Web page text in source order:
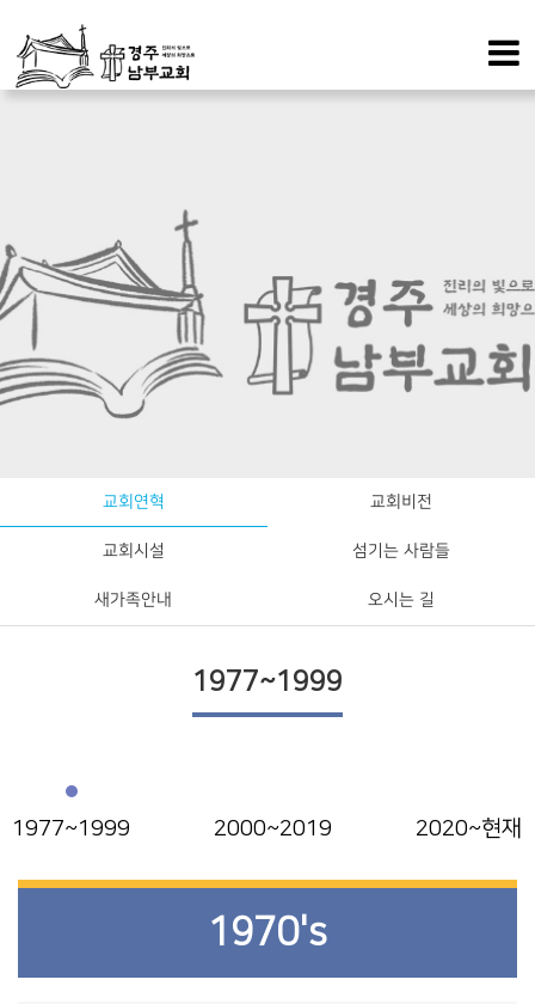
교회연혁 교회비전
교회시설 섬기는 사람들
새가족안내 오시는 길
1977~1999
1977~1999 2000~2019 2020~현재
1970's